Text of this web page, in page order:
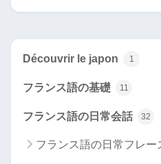
Découvrir le japon 1
フランス語の基礎 11
フランス語の日常会話 32
フランス語の日常フレー